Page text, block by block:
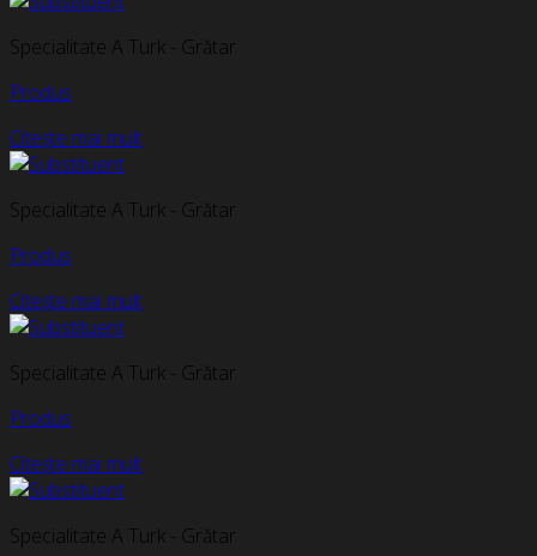
Specialitate A Turk - Grătar
Produs
Citește mai mult
Specialitate A Turk - Grătar
Produs
Citește mai mult
Specialitate A Turk - Grătar
Produs
Citește mai mult
Specialitate A Turk - Grătar